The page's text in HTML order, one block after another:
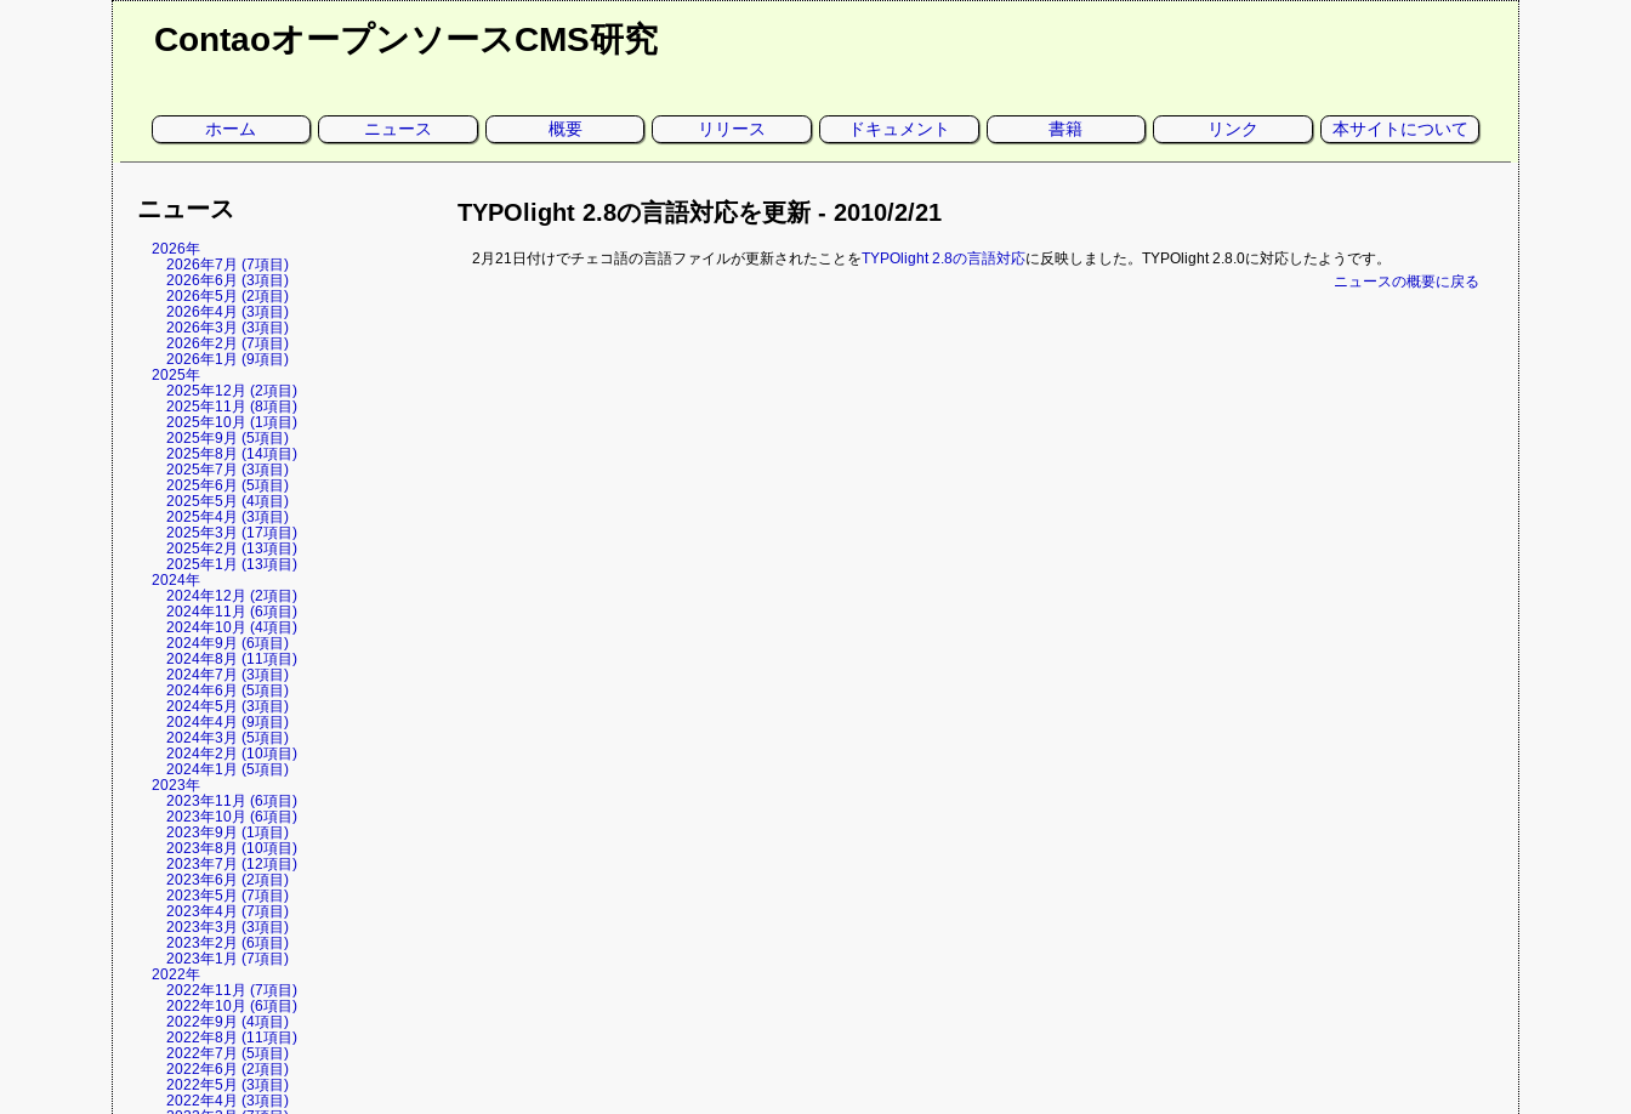
ContaoオープンソースCMS研究
ー
ホーム ニュース 概要 リリース ドキュメント 書籍 リンク 本サイトについて
TYPOlight 2.8の言語対応を更新 - 2010/2/21
2月21日付けでチェコ語の言語ファイルが更新されたことをTYPOlight 2.8の言語対応に反映しました。TYPOlight 2.8.0に対応したようです。
ニュースの概要に戻る
ニュース
2026年
2026年7月 (7項目)
2026年6月 (3項目)
2026年5月 (2項目)
2026年4月 (3項目)
2026年3月 (3項目)
2026年2月 (7項目)
2026年1月 (9項目)
2025年
2025年12月 (2項目)
2025年11月 (8項目)
2025年10月 (1項目)
2025年9月 (5項目)
2025年8月 (14項目)
2025年7月 (3項目)
2025年6月 (5項目)
2025年5月 (4項目)
2025年4月 (3項目)
2025年3月 (17項目)
2025年2月 (13項目)
2025年1月 (13項目)
2024年
2024年12月 (2項目)
2024年11月 (6項目)
2024年10月 (4項目)
2024年9月 (6項目)
2024年8月 (11項目)
2024年7月 (3項目)
2024年6月 (5項目)
2024年5月 (3項目)
2024年4月 (9項目)
2024年3月 (5項目)
2024年2月 (10項目)
2024年1月 (5項目)
2023年
2023年11月 (6項目)
2023年10月 (6項目)
2023年9月 (1項目)
2023年8月 (10項目)
2023年7月 (12項目)
2023年6月 (2項目)
2023年5月 (7項目)
2023年4月 (7項目)
2023年3月 (3項目)
2023年2月 (6項目)
2023年1月 (7項目)
2022年
2022年11月 (7項目)
2022年10月 (6項目)
2022年9月 (4項目)
2022年8月 (11項目)
2022年7月 (5項目)
2022年6月 (2項目)
2022年5月 (3項目)
2022年4月 (3項目)